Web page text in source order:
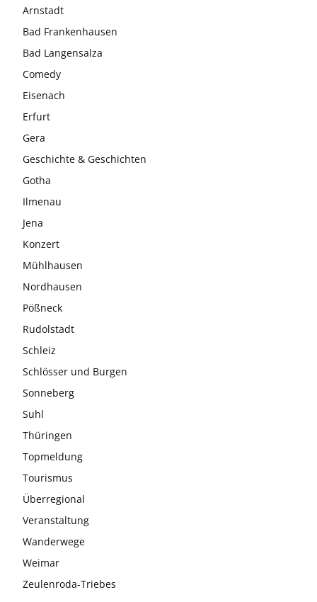
Arnstadt
Bad Frankenhausen
Bad Langensalza
Comedy
Eisenach
Erfurt
Gera
Geschichte & Geschichten
Gotha
Ilmenau
Jena
Konzert
Mühlhausen
Nordhausen
Pößneck
Rudolstadt
Schleiz
Schlösser und Burgen
Sonneberg
Suhl
Thüringen
Topmeldung
Tourismus
Überregional
Veranstaltung
Wanderwege
Weimar
Zeulenroda-Triebes